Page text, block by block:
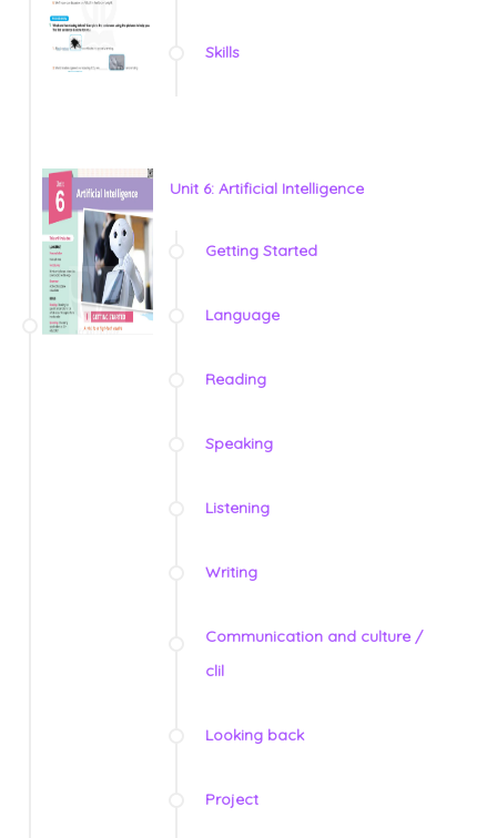
Skills
Unit 6: Artificial Intelligence
Getting Started
Language
Reading
Speaking
Listening
Writing
Communication and culture /
clil
Looking back
Project